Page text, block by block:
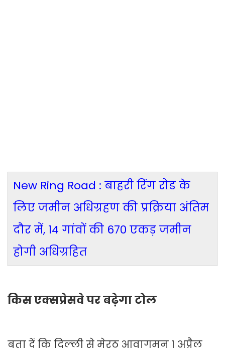
New Ring Road : बाहरी रिंग रोड के
लिए जमीन अधिग्रहण की प्रक्रिया अंतिम
दौर में, 14 गांवों की 670 एकड़ जमीन
होगी अधिग्रहित
किस एक्सप्रेसवे पर बढ़ेगा टोल
बता दें कि दिल्‍ली से मेरठ आवागमन 1 अप्रैल